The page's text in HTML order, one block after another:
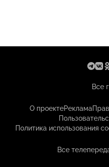
Все
О проектеРеклама
Политика использования
Все